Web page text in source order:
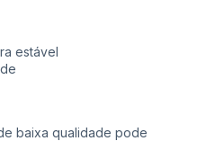
estável
baixa qualidade pode